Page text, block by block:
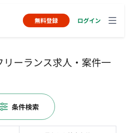
無料登録 ログイン
ーランス求人・案件一
条件検索